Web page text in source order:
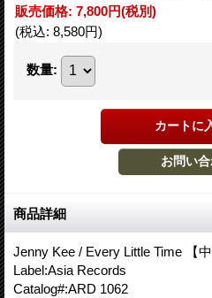
販売価格: 7,800円(税別)
(税込: 8,580円)
数量:
商品詳細
Jenny Kee / Every Little Time 【
Label:Asia Records
Catalog#:ARD 1062